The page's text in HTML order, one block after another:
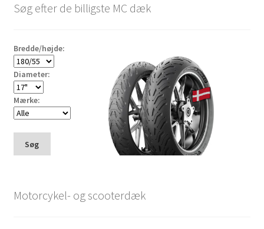
Søg efter de billigste MC dæk
Bredde/højde:
Diameter:
Mærke:
Søg
Motorcykel- og scooterdæk